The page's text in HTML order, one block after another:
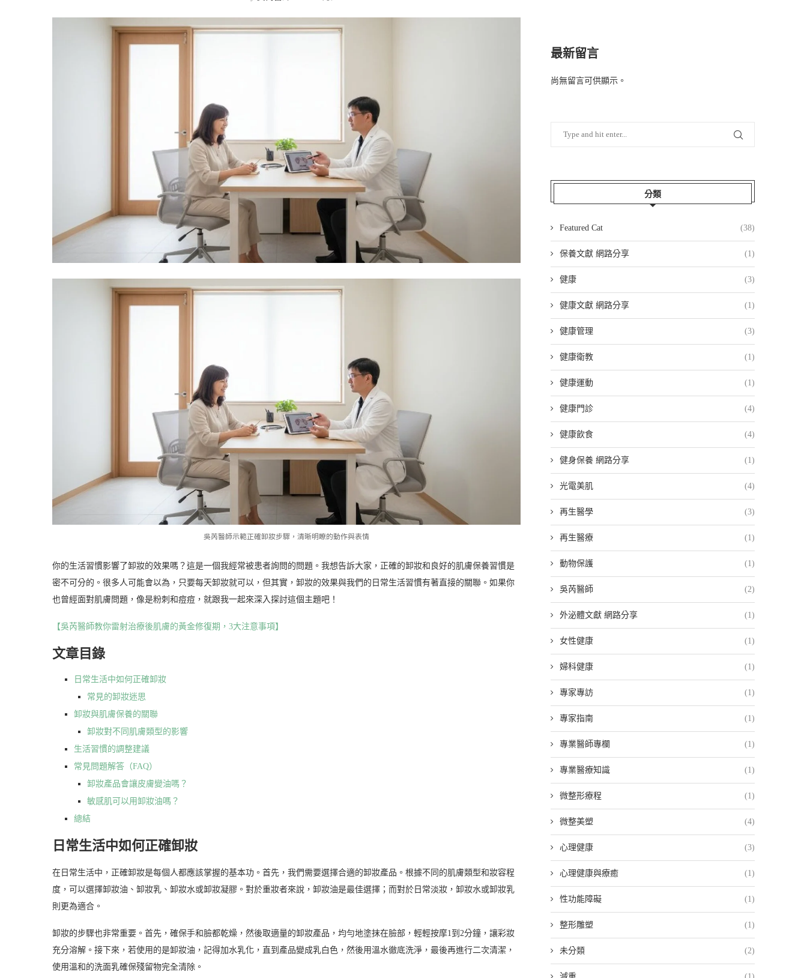
吳芮醫師示範正確卸妝步驟，清晰明瞭的動作與表情
你的生活習慣影響了卸妝的效果嗎？這是一個我經常被患者詢問的問題。我想告訴大家，正確的卸妝和良好的肌膚保養習慣是
密不可分的。很多人可能會以為，只要每天卸妝就可以，但其實，卸妝的效果與我們的日常生活習慣有著直接的關聯。如果你
也曾經面對肌膚問題，像是粉刺和痘痘，就跟我一起來深入探討這個主題吧！
【吳芮醫師教你雷射治療後肌膚的黃金修復期，3大注意事項】
文章目錄
日常生活中如何正確卸妝
常見的卸妝迷思
卸妝與肌膚保養的關聯
卸妝對不同肌膚類型的影響
生活習慣的調整建議
常見問題解答（FAQ）
卸妝產品會讓皮膚變油嗎？
敏感肌可以用卸妝油嗎？
總結
日常生活中如何正確卸妝
在日常生活中，正確卸妝是每個人都應該掌握的基本功。首先，我們需要選擇合適的卸妝產品。根據不同的肌膚類型和妝容程
度，可以選擇卸妝油、卸妝乳、卸妝水或卸妝凝膠。對於重妝者來說，卸妝油是最佳選擇；而對於日常淡妝，卸妝水或卸妝乳
則更為適合。
卸妝的步驟也非常重要。首先，確保手和臉都乾燥，然後取適量的卸妝產品，均勻地塗抹在臉部，輕輕按摩1到2分鐘，讓彩妝
充分溶解。接下來，若使用的是卸妝油，記得加水乳化，直到產品變成乳白色，然後用溫水徹底洗淨，最後再進行二次清潔，
使用溫和的洗面乳確保殘留物完全清除。
最新留言
尚無留言可供顯示。
分類
Featured Cat (38)
保養文獻 網路分享 (1)
健康 (3)
健康文獻 網路分享 (1)
健康管理 (3)
健康衛教 (1)
健康運動 (1)
健康門診 (4)
健康飲食 (4)
健身保養 網路分享 (1)
光電美肌 (4)
再生醫學 (3)
再生醫療 (1)
動物保護 (1)
吳芮醫師 (2)
外泌體文獻 網路分享 (1)
女性健康 (1)
婦科健康 (1)
專家專訪 (1)
專家指南 (1)
專業醫師專欄 (1)
專業醫療知識 (1)
微整形療程 (1)
微整美塑 (4)
心理健康 (3)
心理健康與療癒 (1)
性功能障礙 (1)
整形雕塑 (1)
未分類 (2)